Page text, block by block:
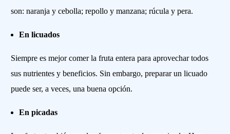
son: naranja y cebolla; repollo y manzana; rúcula y pera.
En licuados
Siempre es mejor comer la fruta entera para aprovechar todos
sus nutrientes y beneficios. Sin embargo, preparar un licuado
puede ser, a veces, una buena opción.
En picadas